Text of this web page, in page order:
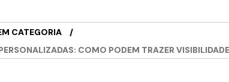
CATEGORIA
COMO PODEM TRAZER